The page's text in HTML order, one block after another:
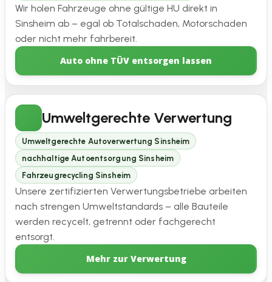
Wir holen Fahrzeuge ohne gültige HU direkt in
Sinsheim ab – egal ob Totalschaden, Motorschaden
oder nicht mehr fahrbereit.
Auto ohne TÜV entsorgen lassen
Umweltgerechte Verwertung
Umweltgerechte Autoverwertung Sinsheim
nachhaltige Autoentsorgung Sinsheim
Fahrzeugrecycling Sinsheim
Unsere zertifizierten Verwertungsbetriebe arbeiten
nach strengen Umweltstandards – alle Bauteile
werden recycelt, getrennt oder fachgerecht
entsorgt.
Mehr zur Verwertung